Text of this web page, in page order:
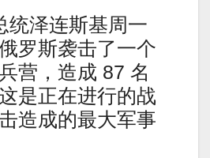
统泽连斯基周一
罗斯袭击了一个
营，造成 87 名
是正在进行的战
造成的最大军事